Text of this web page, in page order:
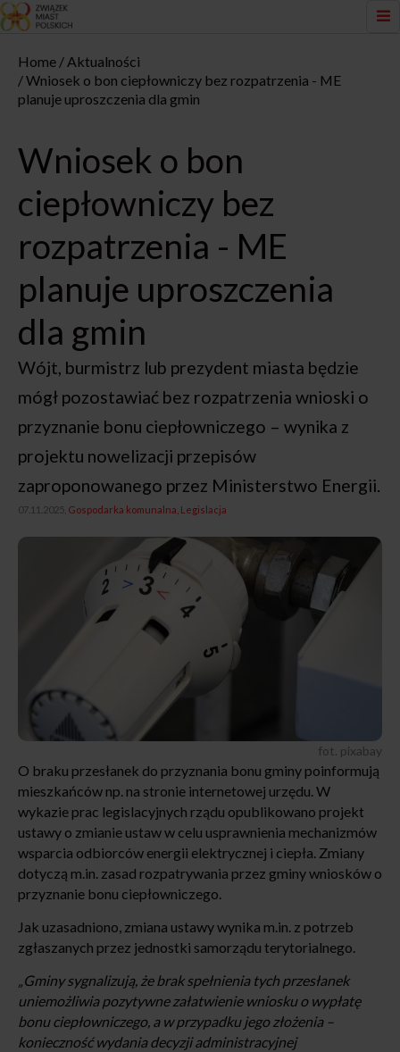
Home
Aktualności
Wniosek o bon ciepłowniczy bez rozpatrzenia - ME
planuje uproszczenia dla gmin
Wniosek o bon
ciepłowniczy bez
rozpatrzenia - ME
planuje uproszczenia
dla gmin
Wójt, burmistrz lub prezydent miasta będzie
mógł pozostawiać bez rozpatrzenia wnioski o
przyznanie bonu ciepłowniczego – wynika z
projektu nowelizacji przepisów
zaproponowanego przez Ministerstwo Energii.
07.11.2025, Gospodarka komunalna Legislacja
fot. pixabay
O braku przesłanek do przyznania bonu gminy poinformują
mieszkańców np. na stronie internetowej urzędu. W
wykazie prac legislacyjnych rządu opublikowano projekt
ustawy o zmianie ustaw w celu usprawnienia mechanizmów
wsparcia odbiorców energii elektrycznej i ciepła. Zmiany
dotyczą m.in. zasad rozpatrywania przez gminy wniosków o
przyznanie bonu ciepłowniczego.
Jak uzasadniono, zmiana ustawy wynika m.in. z potrzeb
zgłaszanych przez jednostki samorządu terytorialnego.
„Gminy sygnalizują, że brak spełnienia tych przesłanek
uniemożliwia pozytywne załatwienie wniosku o wypłatę
bonu ciepłowniczego, a w przypadku jego złożenia –
konieczność wydania decyzji administracyjnej